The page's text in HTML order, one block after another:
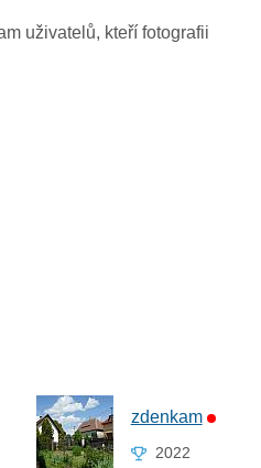
uživatelů, kteří fotografii
zdenkam
2022